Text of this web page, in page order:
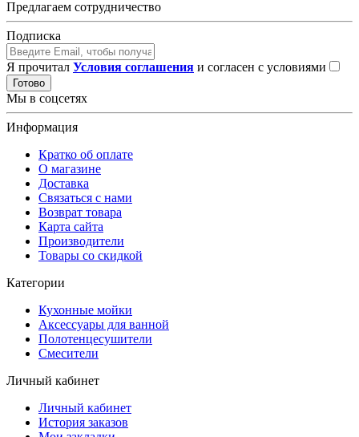
Предлагаем сотрудничество
Подписка
Я прочитал Условия соглашения и согласен с условиями
Готово
Мы в соцсетях
Информация
Кратко об оплате
О магазине
Доставка
Связаться с нами
Возврат товара
Карта сайта
Производители
Товары со скидкой
Категории
Кухонные мойки
Аксессуары для ванной
Полотенцесушители
Смесители
Личный кабинет
Личный кабинет
История заказов